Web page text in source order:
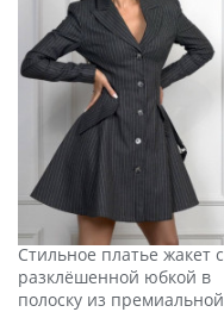
Стильное платье жакет с
разклёшенной юбкой в
полоску из премиальной